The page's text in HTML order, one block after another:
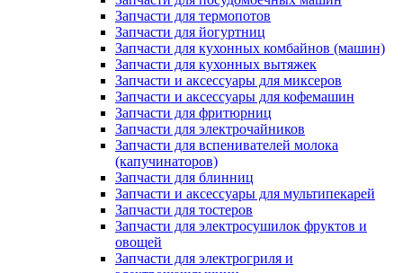
Запчасти для термопотов
Запчасти для йогуртниц
Запчасти для кухонных комбайнов (машин)
Запчасти для кухонных вытяжек
Запчасти и аксессуары для миксеров
Запчасти и аксессуары для кофемашин
Запчасти для фритюрниц
Запчасти для электрочайников
Запчасти для вспенивателей молока
(капучинаторов)
Запчасти для блинниц
Запчасти и аксессуары для мультипекарей
Запчасти для тостеров
Запчасти для электросушилок фруктов и
овощей
Запчасти для электрогриля и